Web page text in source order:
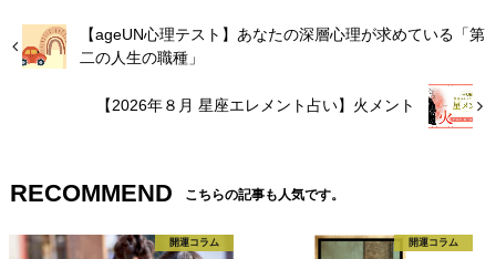
【ageUN心理テスト】あなたの深層心理が求めている「第
二の人生の職種」
【2026年８月 星座エレメント占い】火メント
RECOMMEND こちらの記事も人気です。
開運コラム 開運コラム